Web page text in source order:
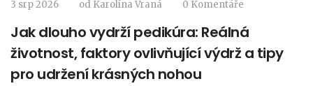
3 srp 2026 od Karolína Vraná 0 Komentáře
Jak dlouho vydrží pedikúra: Reálná
životnost, faktory ovlivňující výdrž a tipy
pro udržení krásných nohou